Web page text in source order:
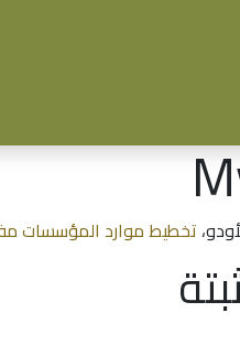
تخطيط موارد المؤسسات